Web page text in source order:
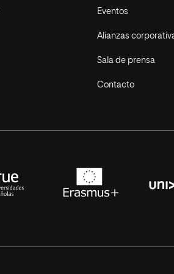
Eventos
Alianzas
Sala de prensa
Contacto